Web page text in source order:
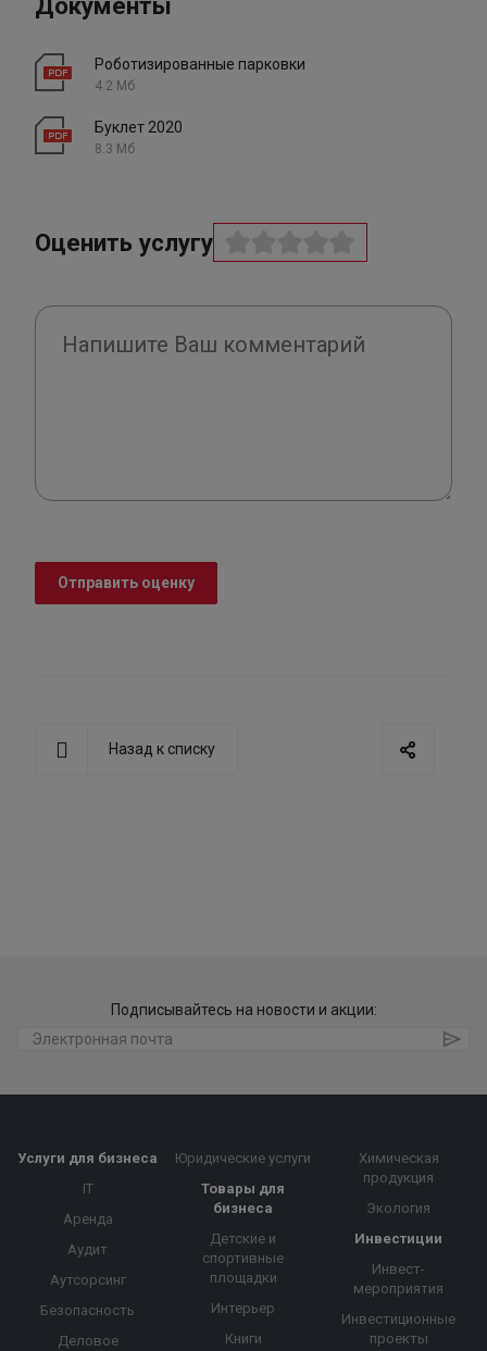
Документы
Роботизированные парковки
4.2 Мб
Буклет 2020
8.3 Мб
Оценить услугу
Отправить оценку
Назад к списку
Подписывайтесь на новости и акции:
Услуги для бизнеса
IT
Аренда
Аудит
Аутсорсинг
Безопасность
Деловое
Юридические услуги
Товары для
бизнеса
Детские и
спортивные
площадки
Интерьер
Книги
Химическая
продукция
Экология
Инвестиции
Инвест-
мероприятия
Инвестиционные
проекты